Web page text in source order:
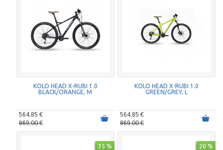
KOLO HEAD X-RUBI 1.0
BLACK/ORANGE, M
564,85 €
869,00 €
KOLO HEAD X-RUBI 1.0
GREEN/GREY, L
564,85 €
869,00 €
35 % 20 %